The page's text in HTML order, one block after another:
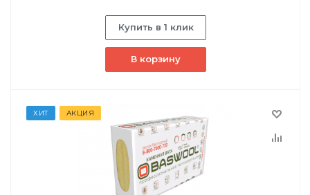
Купить в 1 клик
В корзину
ХИТ АКЦИЯ